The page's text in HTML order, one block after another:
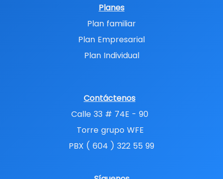
Planes
Plan familiar
Plan Empresarial
Plan Individual
Contáctenos
Calle 33 # 74E - 90
Torre grupo WFE
PBX ( 604 ) 322 55 99